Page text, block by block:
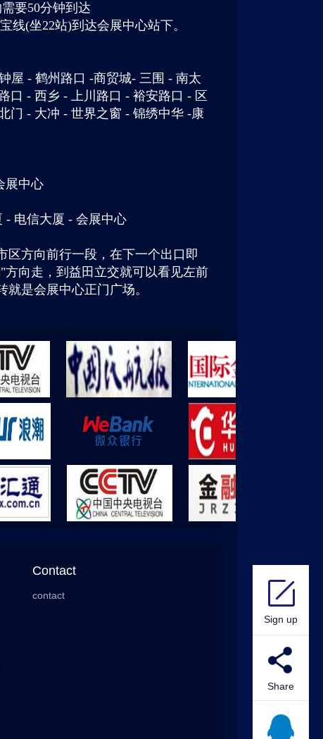
要50分钟到达
线(坐22站)到达会展中心站下。
屋 - 鹤州路口 -商贸城- 三围 - 南太
口 - 西乡 - 上川路口 - 裕安路口 - 区
门 - 大冲 - 世界之窗 - 锦绣中华 -康
展中心
- 电信大厦 - 会展中心
区方向前行一段，在下一个出口即
向走，到益田立交就可以看见左前
是会展中心正门广场。
Contact
contact
Sign up
Share